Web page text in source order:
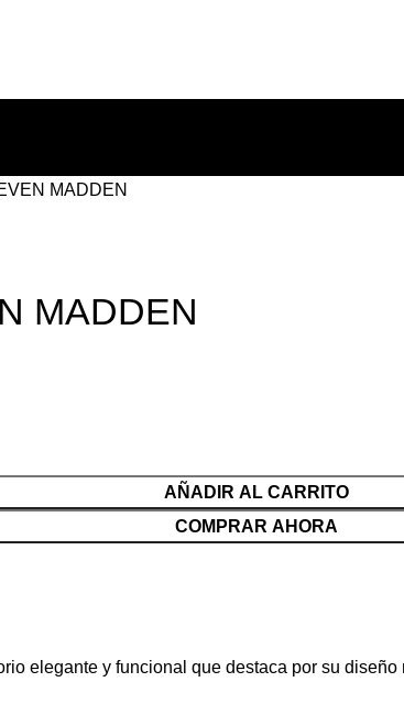
MADDEN
MADDEN
AÑADIR AL CARRITO
COMPRAR AHORA
elegante y funcional que destaca por su